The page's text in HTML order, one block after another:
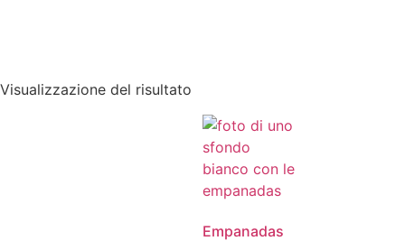
Visualizzazione del risultato
Empanadas